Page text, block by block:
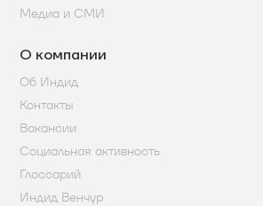
Медиа и СМИ
О компании
Об Индид
Контакты
Вакансии
Социальная активность
Глоссарий
Индид Венчур